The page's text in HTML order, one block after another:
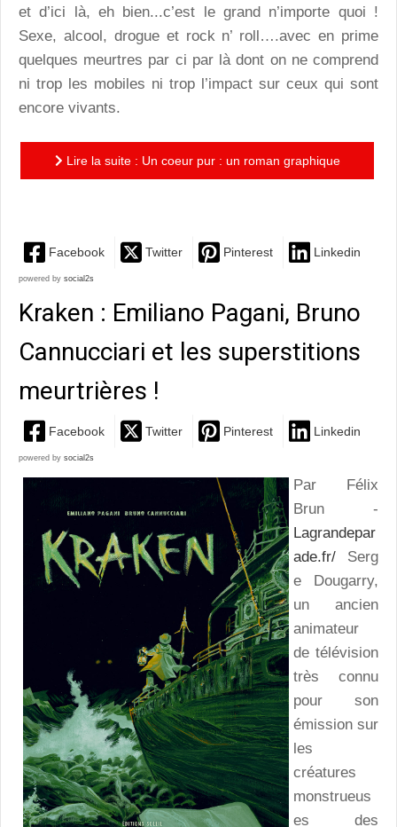
et d’ici là, eh bien...c’est le grand n’importe quoi !
Sexe, alcool, drogue et rock n’ roll….avec en prime
quelques meurtres par ci par là dont on ne comprend
ni trop les mobiles ni trop l’impact sur ceux qui sont
encore vivants.
Lire la suite : Un coeur pur : un roman graphique
Facebook Twitter Pinterest Linkedin
powered by social2s
Kraken : Emiliano Pagani, Bruno
Cannucciari et les superstitions
meurtrières !
Facebook Twitter Pinterest Linkedin
powered by social2s
Par Félix
Brun -
Lagrandepar
ade.fr/ Serg
e Dougarry,
un ancien
animateur
de télévision
très connu
pour son
émission sur
les
créatures
monstrueus
es des